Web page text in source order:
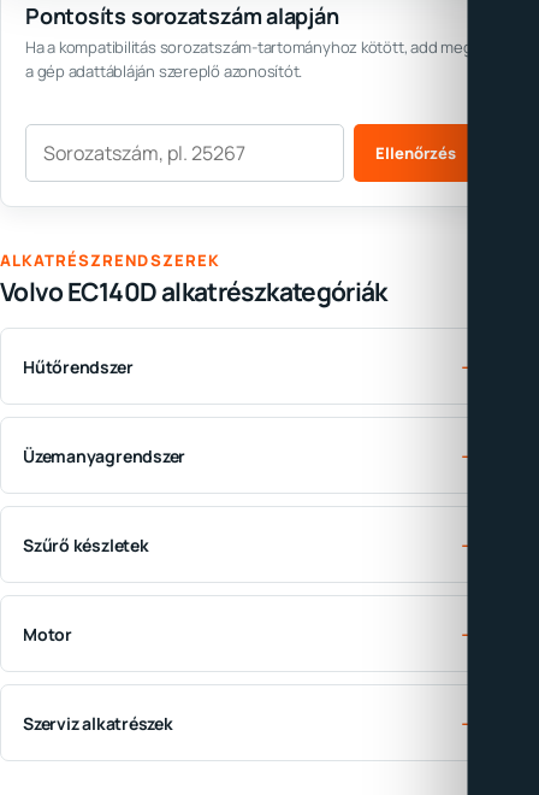
Pontosíts sorozatszám alapján
Ha a kompatibilitás sorozatszám-tartományhoz kötött, add meg
a gép adattábláján szereplő azonosítót.
Ellenőrzés
ALKATRÉSZRENDSZEREK
Volvo EC140D alkatrészkategóriák
Hűtőrendszer →
Üzemanyagrendszer →
Szűrő készletek →
Motor →
Szerviz alkatrészek →